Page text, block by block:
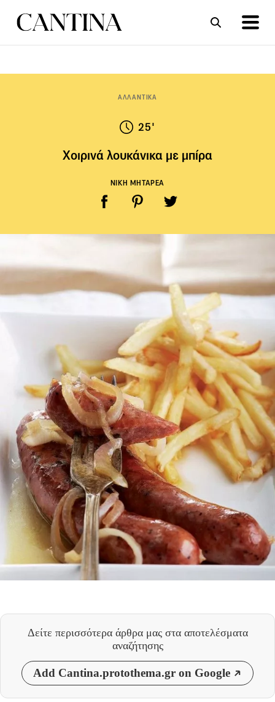
ΑΛΛΑΝΤΙΚΑ
25'
Χοιρινά λουκάνικα με μπίρα
ΝΙΚΗ ΜΗΤΑΡΕΑ
Δείτε περισσότερα άρθρα μας στα αποτελέσματα
αναζήτησης
Add Cantina.protothema.gr on Google